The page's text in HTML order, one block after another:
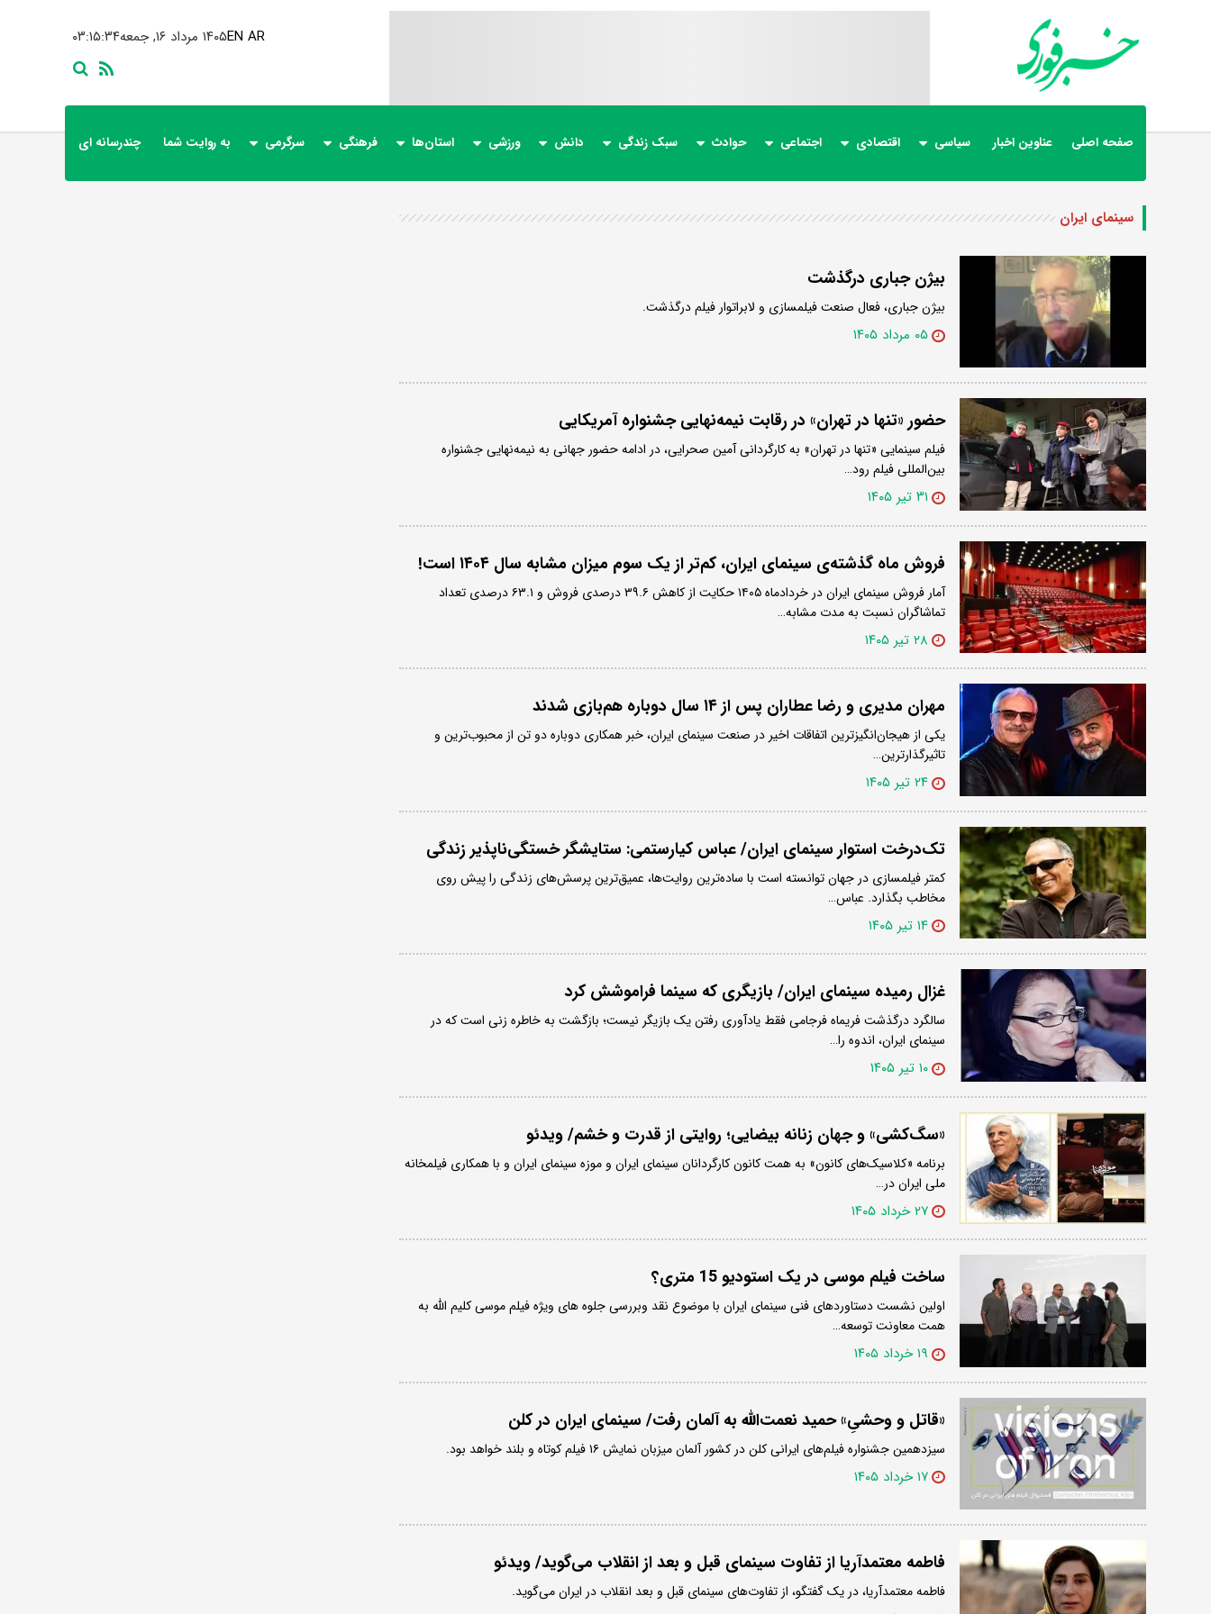
۰۳:۱۵:۳۴ ۱۴۰۵ مرداد ۱۶, جمعهEN AR
صفحه اصلی عناوین اخبار سیاسی اقتصادی اجتماعی حوادث سبک زندگی دانش ورزشی استان‌ها فرهنگی سرگرمی به روایت شما چندرسانه ای
سینمای ایران
بیژن جباری درگذشت
بیژن جباری، فعال صنعت فیلمسازی و لابراتوار فیلم درگذشت.
۰۵ مرداد ۱۴۰۵
حضور «تنها در تهران» در رقابت نیمه‌نهایی جشنواره آمریکایی
فیلم سینمایی «تنها در تهران» به کارگردانی آمین صحرایی، در ادامه حضور جهانی به نیمه‌نهایی جشنواره
بین‌المللی فیلم رود…
۳۱ تیر ۱۴۰۵
فروش ماه گذشته‌ی سینمای ایران، کم‌تر از یک سوم میزان مشابه سال ۱۴۰۴ است!
آمار فروش سینمای ایران در خردادماه ۱۴۰۵ حکایت از کاهش ۳۹.۶ درصدی فروش و ۶۳.۱ درصدی تعداد
تماشاگران نسبت به مدت مشابه…
۲۸ تیر ۱۴۰۵
مهران مدیری و رضا عطاران پس از ۱۴ سال دوباره هم‌بازی شدند
یکی از هیجان‌انگیزترین اتفاقات اخیر در صنعت سینمای ایران، خبر همکاری دوباره دو تن از محبوب‌ترین و
تاثیرگذارترین…
۲۴ تیر ۱۴۰۵
تک‌درخت استوار سینمای ایران/ عباس کیارستمی: ستایشگر خستگی‌ناپذیر زندگی
کمتر فیلمسازی در جهان توانسته است با ساده‌ترین روایت‌ها، عمیق‌ترین پرسش‌های زندگی را پیش روی
مخاطب بگذارد. عباس…
۱۴ تیر ۱۴۰۵
غزال رمیده سینمای ایران/ بازیگری که سینما فراموشش کرد
سالگرد درگذشت فریماه فرجامی فقط یادآوری رفتن یک بازیگر نیست؛ بازگشت به خاطره زنی است که در
سینمای ایران، اندوه را…
۱۰ تیر ۱۴۰۵
«سگ‌کشی» و جهان زنانه بیضایی؛ روایتی از قدرت و خشم/ ویدئو
برنامه «کلاسیک‌های کانون» به همت کانون کارگردانان سینمای ایران و موزه سینمای ایران و با همکاری فیلمخانه
ملی ایران در…
۲۷ خرداد ۱۴۰۵
ساخت فیلم موسی در یک استودیو 15 متری؟
اولین نشست دستاوردهای فنی سینمای ایران با موضوع نقد وبررسی جلوه های ویژه فیلم موسی کلیم الله به
همت معاونت توسعه…
۱۹ خرداد ۱۴۰۵
«قاتل و وحشیِ» حمید نعمت‌الله به آلمان رفت/ سینمای ایران در کلن
سیزدهمین جشنواره فیلم‌های ایرانی کلن در کشور آلمان میزبان نمایش ۱۶ فیلم کوتاه و بلند خواهد بود.
۱۷ خرداد ۱۴۰۵
فاطمه معتمدآریا از تفاوت سینمای قبل و بعد از انقلاب می‌گوید/ ویدئو
فاطمه معتمدآریا، در یک گفتگو، از تفاوت‌های سینمای قبل و بعد انقلاب در ایران می‌گوید.